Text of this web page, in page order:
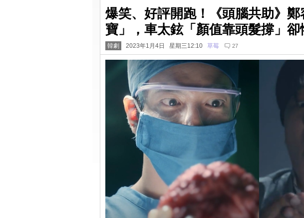
爆笑、好評開跑！《頭腦共助》
寶」，車太鉉「顏值靠頭髮撐」
韓劇 2023年1月4日 星期三12:10 草莓 27